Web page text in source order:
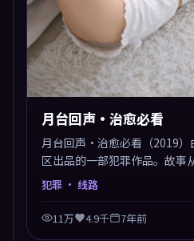
月台回声·治愈必看
月台回声·治愈必看（2019）
区出品的一部犯罪作品。故事
道德与生存之间反复摇摆，叙
有力。主演阵容以生活化表演
犯罪 · 线路
11万 4.9千 7年前